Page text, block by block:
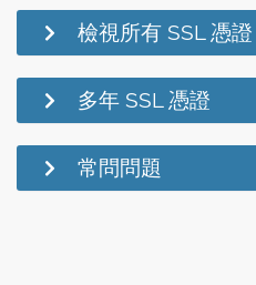
檢視所有 SSL 憑證
多年 SSL 憑證
常問問題